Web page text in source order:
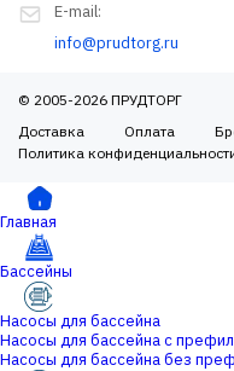
E-mail:
info@prudtorg.ru
© 2005-2026 ПРУДТОРГ
Доставка
Оплата
Политика
Главная
Бассейны
Насосы для бассейна
Насосы для бассейна с
Насосы для бассейна без